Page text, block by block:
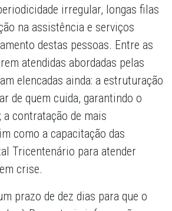
irregular, longas filas
na assistência e serviços
destas pessoas. Entre as
atendidas abordadas pelas
elencadas ainda: a estruturação
de quem cuida, garantindo o
a contratação de mais
como a capacitação das
Tricentenário para atender
crise.
prazo de dez dias para que o